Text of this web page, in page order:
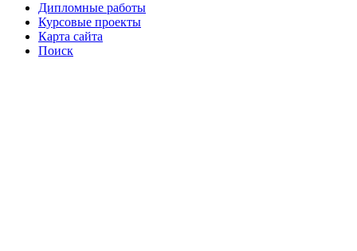
Дипломные работы
Курсовые проекты
Карта сайта
Поиск